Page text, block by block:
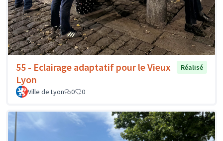
55 - Eclairage adaptatif pour le Vieux
Lyon
Réalisé
Ville de Lyon 0 0